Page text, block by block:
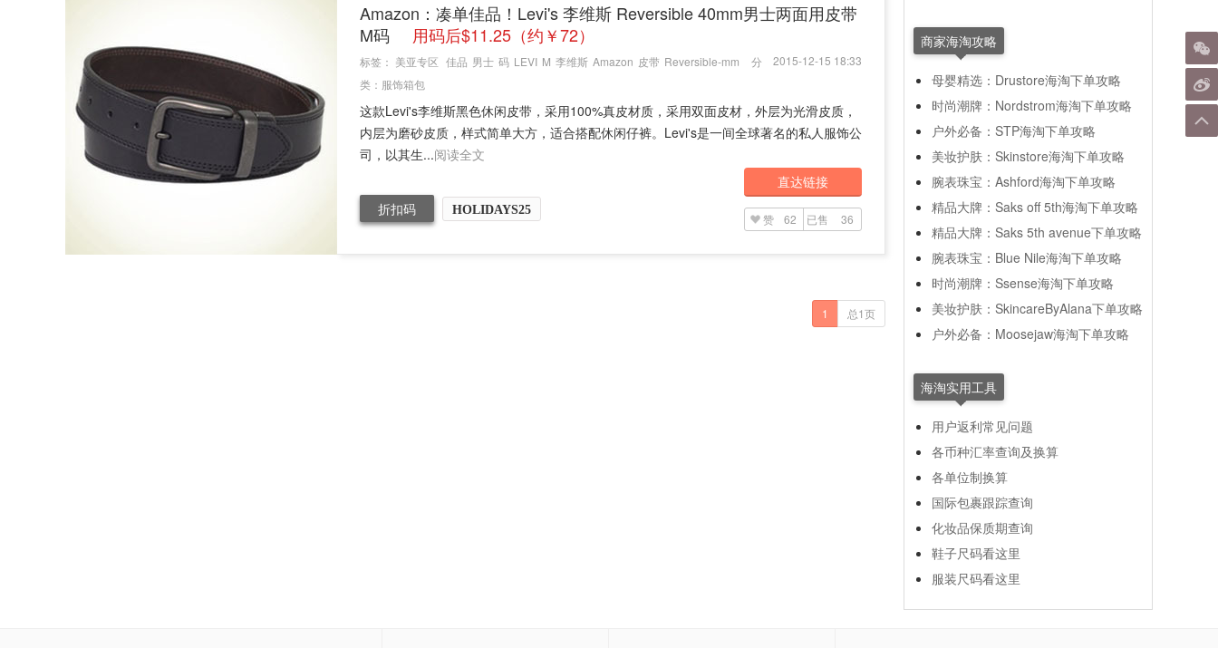
Amazon：凑单佳品！Levi's 李维斯 Reversible 40mm男士两面用皮带
M码
用码后$11.25（约￥72）
2015-12-15 18:33
标签： 美亚专区 佳品 男士 码 LEVI M 李维斯 Amazon 皮带 Reversible-mm
分
类： 服饰箱包
这款Levi's李维斯黑色休闲皮带，采用100%真皮材质，采用双面皮材，外层为光滑皮质，
内层为磨砂皮质，样式简单大方，适合搭配休闲仔裤。Levi's是一间全球著名的私人服饰公
司，以其生...阅读全文
折扣码 HOLIDAYS25
直达链接
赞 62 已售 36
1 总1页
商家海淘攻略
母婴精选：Drustore海淘下单攻略
时尚潮牌：Nordstrom海淘下单攻略
户外必备：STP海淘下单攻略
美妆护肤：Skinstore海淘下单攻略
腕表珠宝：Ashford海淘下单攻略
精品大牌：Saks off 5th海淘下单攻略
精品大牌：Saks 5th avenue下单攻略
腕表珠宝：Blue Nile海淘下单攻略
时尚潮牌：Ssense海淘下单攻略
美妆护肤：SkincareByAlana下单攻略
户外必备：Moosejaw海淘下单攻略
海淘实用工具
用户返利常见问题
各币种汇率查询及换算
各单位制换算
国际包裹跟踪查询
化妆品保质期查询
鞋子尺码看这里
服装尺码看这里